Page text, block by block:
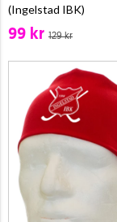
(Ingelstad IBK)
99 kr 129 kr